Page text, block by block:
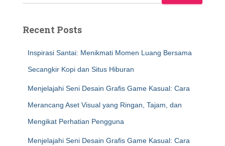
Recent Posts
Inspirasi Santai: Menikmati Momen Luang Bersama
Secangkir Kopi dan Situs Hiburan
Menjelajahi Seni Desain Grafis Game Kasual: Cara
Merancang Aset Visual yang Ringan, Tajam, dan
Mengikat Perhatian Pengguna
Menjelajahi Seni Desain Grafis Game Kasual: Cara